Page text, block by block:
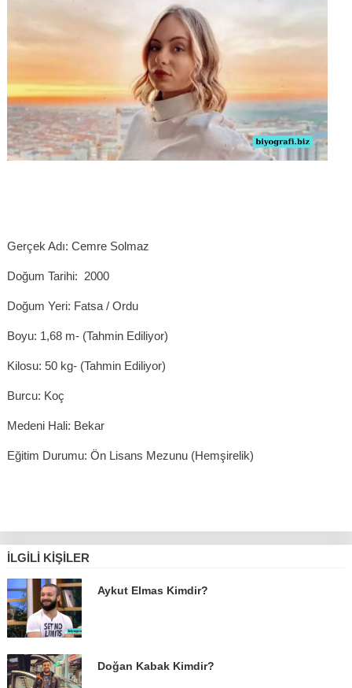
Gerçek Adı: Cemre Solmaz
Doğum Tarihi: 2000
Doğum Yeri: Fatsa / Ordu
Boyu: 1,68 m- (Tahmin Ediliyor)
Kilosu: 50 kg- (Tahmin Ediliyor)
Burcu: Koç
Medeni Hali: Bekar
Eğitim Durumu: Ön Lisans Mezunu (Hemşirelik)
İLGILI KIŞILER
Aykut Elmas Kimdir?
Doğan Kabak Kimdir?